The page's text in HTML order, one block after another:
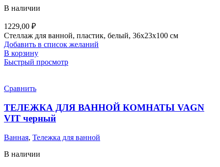
В наличии
1229,00 ₽
Стеллаж для ванной, пластик, белый, 36х23х100 см
Добавить в список желаний
В корзину
Быстрый просмотр
Сравнить
ТЕЛЕЖКА ДЛЯ ВАННОЙ КОМНАТЫ VAGN
VIT черный
Ванная, Тележка для ванной
В наличии